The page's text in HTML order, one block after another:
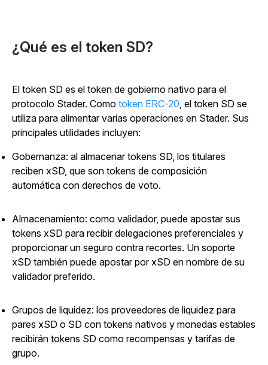
¿Qué es el token SD?
El token SD es el token de gobierno nativo para el
protocolo Stader. Como token ERC-20, el token SD se
utiliza para alimentar varias operaciones en Stader. Sus
principales utilidades incluyen:
Gobernanza: al almacenar tokens SD, los titulares
reciben xSD, que son tokens de composición
automática con derechos de voto.
Almacenamiento: como validador, puede apostar sus
tokens xSD para recibir delegaciones preferenciales y
proporcionar un seguro contra recortes. Un soporte
xSD también puede apostar por xSD en nombre de su
validador preferido.
Grupos de liquidez: los proveedores de liquidez para
pares xSD o SD con tokens nativos y monedas estables
recibirán tokens SD como recompensas y tarifas de
grupo.